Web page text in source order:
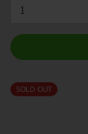
SOLD OUT